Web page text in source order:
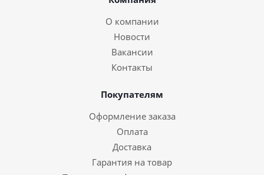
О компании
Новости
Вакансии
Контакты
Покупателям
Оформление заказа
Оплата
Доставка
Гарантия на товар